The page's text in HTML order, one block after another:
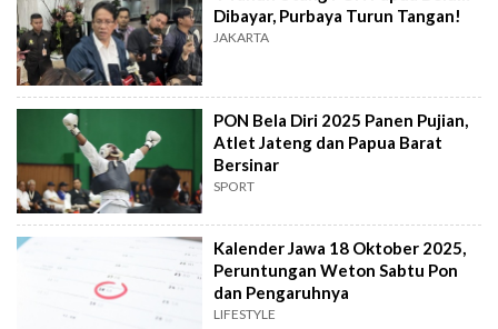
Dibayar, Purbaya Turun Tangan!
JAKARTA
PON Bela Diri 2025 Panen Pujian,
Atlet Jateng dan Papua Barat
Bersinar
SPORT
Kalender Jawa 18 Oktober 2025,
Peruntungan Weton Sabtu Pon
dan Pengaruhnya
LIFESTYLE